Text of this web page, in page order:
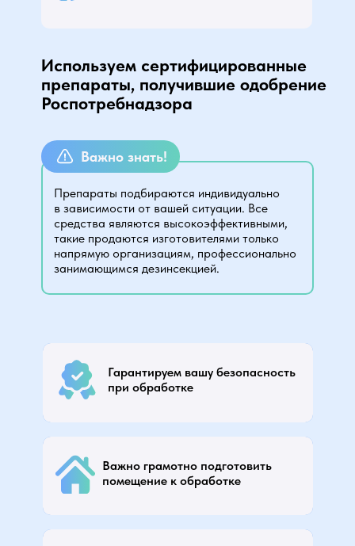
Используем сертифицированные
препараты, получившие одобрение
Роспотребнадзора
Препараты подбираются индивидуально
в зависимости от вашей ситуации. Все
средства являются высокоэффективными,
такие продаются изготовителями только
напрямую организациям, профессионально
занимающимся дезинсекцией.
Важно знать!
подготовить помещение (отодвинуть мебель от стен и
снять ковры; убрать в герметичные пакеты одежду,
посуду, еду; обеспечить доступ к труднодоступным
Важно грамотно подготовить
помещение к обработке
растений.
Ваша мебель не пострадает от действия препаратов.
Все препараты прошли испытания и сертификацию.
У препаратов отсутствует запах, поэтому находиться в
Гарантируем вашу безопасность
при обработке